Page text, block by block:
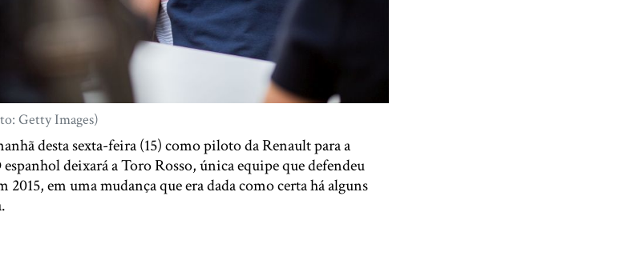
Getty Images)
desta sexta-feira (15) como piloto da Renault para a
deixará a Toro Rosso, única equipe que defendeu
2015, em uma mudança que era dada como certa há alguns